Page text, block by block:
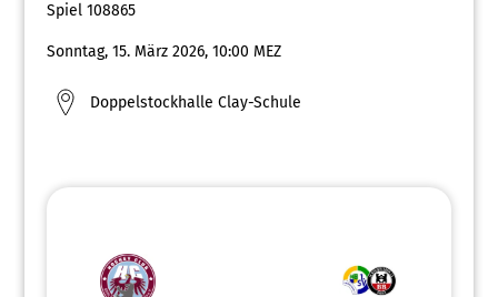
Spiel 108865
Sonntag, 15. März 2026, 10:00 MEZ
Doppelstockhalle Clay-Schule